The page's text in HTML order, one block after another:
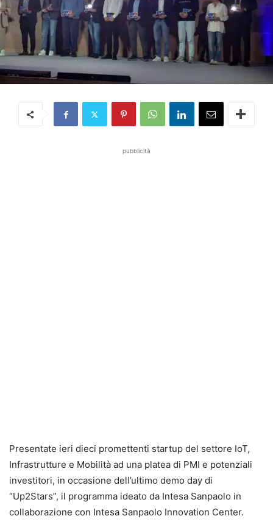
pubblicità
Presentate ieri dieci promettenti startup del settore IoT,
Infrastrutture e Mobilità ad una platea di PMI e potenziali
investitori, in occasione dell’ultimo demo day di
“Up2Stars”, il programma ideato da Intesa Sanpaolo in
collaborazione con Intesa Sanpaolo Innovation Center.